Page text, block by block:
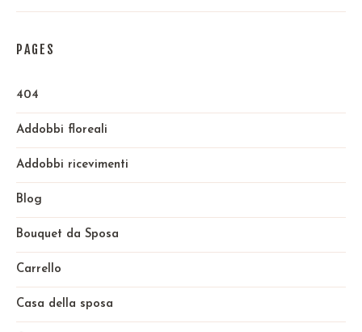
PAGES
404
Addobbi floreali
Addobbi ricevimenti
Blog
Bouquet da Sposa
Carrello
Casa della sposa